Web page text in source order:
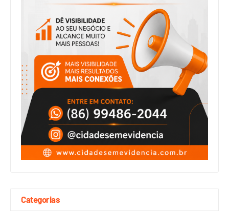
Categorias